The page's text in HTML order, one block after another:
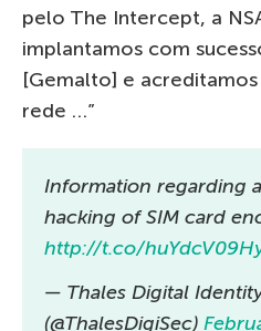
pelo The Intercept, a
implantamos com
[Gemalto] e
rede …”
Information regarding
hacking of SIM card
http://t.co/
— Thales Digital
(@ThalesDigiSec)